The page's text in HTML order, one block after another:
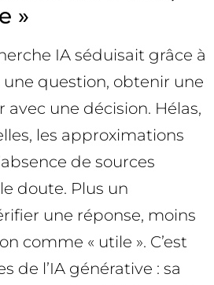
»
IA séduisait grâce à
question, obtenir une
une décision. Hélas,
les approximations
de sources
doute. Plus un
une réponse, moins
comme « utile ». C’est
de l’IA générative : sa